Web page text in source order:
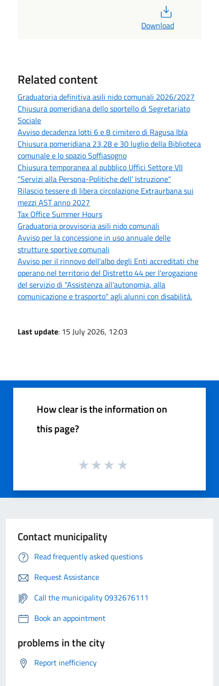
Download
Related content
Graduatoria definitiva asili nido comunali 2026/2027
Chiusura pomeridiana dello sportello di Segretariato
Sociale
Avviso decadenza lotti 6 e 8 cimitero di Ragusa Ibla
Chiusura pomeridiana 23,28 e 30 luglio della Biblioteca
comunale e lo spazio Soffiasogno
Chiusura temporanea al pubblico Uffici Settore VII
“Servizi alla Persona-Politiche dell’ Istruzione"
Rilascio tessere di libera circolazione Extraurbana sui
mezzi AST anno 2027
Tax Office Summer Hours
Graduatoria provvisoria asili nido comunali
Avviso per la concessione in uso annuale delle
strutture sportive comunali
Avviso per il rinnovo dell'albo degli Enti accreditati che
operano nel territorio del Distretto 44 per l'erogazione
del servizio di "Assistenza all'autonomia, alla
comunicazione e trasporto" agli alunni con disabilità.
Last update: 15 July 2026, 12:03
How clear is the information on
this page?
Contact municipality
Read frequently asked questions
Request Assistance
Call the municipality 0932676111
Book an appointment
problems in the city
Report inefficiency